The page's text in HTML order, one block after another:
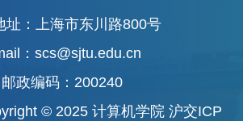
址：上海市东川路800号
：scs@sjtu.edu.cn
邮政编码：200240
© 2025 计算机学院 沪交ICP